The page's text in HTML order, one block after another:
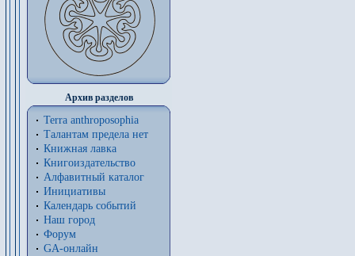
Архив разделов
Terra anthroposophia
Талантам предела нет
Книжная лавка
Книгоиздательство
Алфавитный каталог
Инициативы
Календарь событий
Наш город
Форум
GA-онлайн